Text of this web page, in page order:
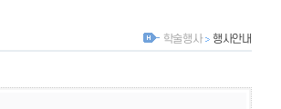
학술행사 행사안내